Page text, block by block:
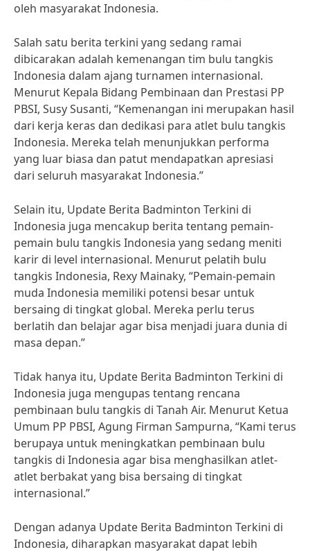
oleh masyarakat Indonesia.
Salah satu berita terkini yang sedang ramai
dibicarakan adalah kemenangan tim bulu tangkis
Indonesia dalam ajang turnamen internasional.
Menurut Kepala Bidang Pembinaan dan Prestasi PP
PBSI, Susy Susanti, “Kemenangan ini merupakan hasil
dari kerja keras dan dedikasi para atlet bulu tangkis
Indonesia. Mereka telah menunjukkan performa
yang luar biasa dan patut mendapatkan apresiasi
dari seluruh masyarakat Indonesia.”
Selain itu, Update Berita Badminton Terkini di
Indonesia juga mencakup berita tentang pemain-
pemain bulu tangkis Indonesia yang sedang meniti
karir di level internasional. Menurut pelatih bulu
tangkis Indonesia, Rexy Mainaky, “Pemain-pemain
muda Indonesia memiliki potensi besar untuk
bersaing di tingkat global. Mereka perlu terus
berlatih dan belajar agar bisa menjadi juara dunia di
masa depan.”
Tidak hanya itu, Update Berita Badminton Terkini di
Indonesia juga mengupas tentang rencana
pembinaan bulu tangkis di Tanah Air. Menurut Ketua
Umum PP PBSI, Agung Firman Sampurna, “Kami terus
berupaya untuk meningkatkan pembinaan bulu
tangkis di Indonesia agar bisa menghasilkan atlet-
atlet berbakat yang bisa bersaing di tingkat
internasional.”
Dengan adanya Update Berita Badminton Terkini di
Indonesia, diharapkan masyarakat dapat lebih